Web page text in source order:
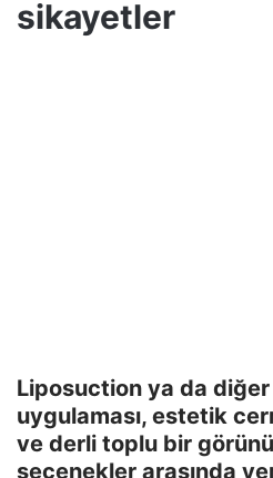
sikayetler
Liposuction ya da diğer
uygulaması, estetik
ve derli toplu bir
seçenekler arasında